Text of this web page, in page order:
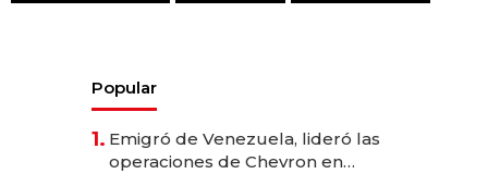
Popular
1. Emigró de Venezuela, lideró las
operaciones de Chevron en